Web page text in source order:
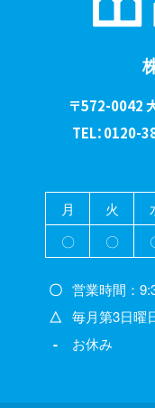
〒572-0042
TEL：0120-
月 火
〇
〇
〇 営業時間：
△ 毎月第3日曜
- お休み